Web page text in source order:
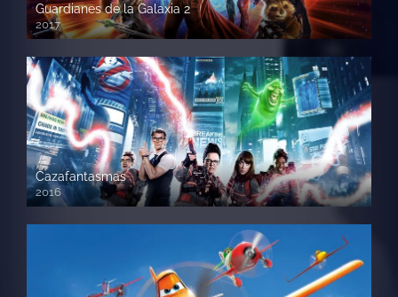
Guardianes de la Galaxia 2
2017
720p HD
Cazafantasmas
2016
720p HD